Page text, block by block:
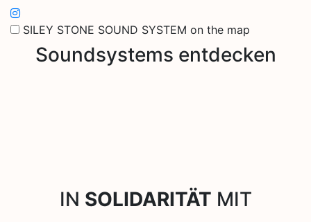
SILEY STONE SOUND SYSTEM on the map
Soundsystems entdecken
IN SOLIDARITÄT MIT